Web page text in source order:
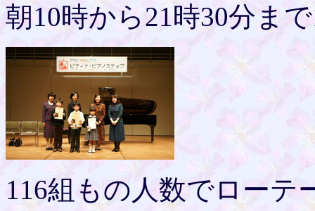
朝10時から21時30分ま
116組もの人数でロー